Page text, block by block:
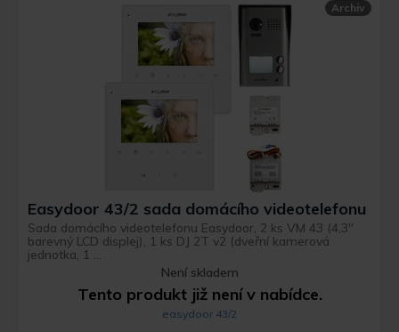
Archiv
Easydoor 43/2 sada domácího videotelefonu
Sada domácího videotelefonu Easydoor, 2 ks VM 43 (4,3"
barevný LCD displej), 1 ks DJ 2T v2 (dveřní kamerová
jednotka, 1 ...
Není skladem
Tento produkt již není v nabídce.
easydoor 43/2